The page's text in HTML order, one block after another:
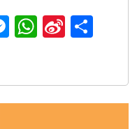
Messenger
WhatsApp
Sina